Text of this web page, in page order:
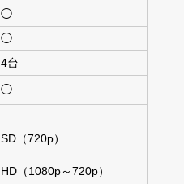
◯
◯
4台
◯
SD（720p）
HD（1080p～720p）